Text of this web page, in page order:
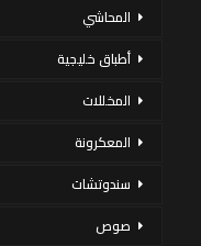
المحاشي
أطباق خليجية
المخللات
المعكرونة
سندوتشات
صوص